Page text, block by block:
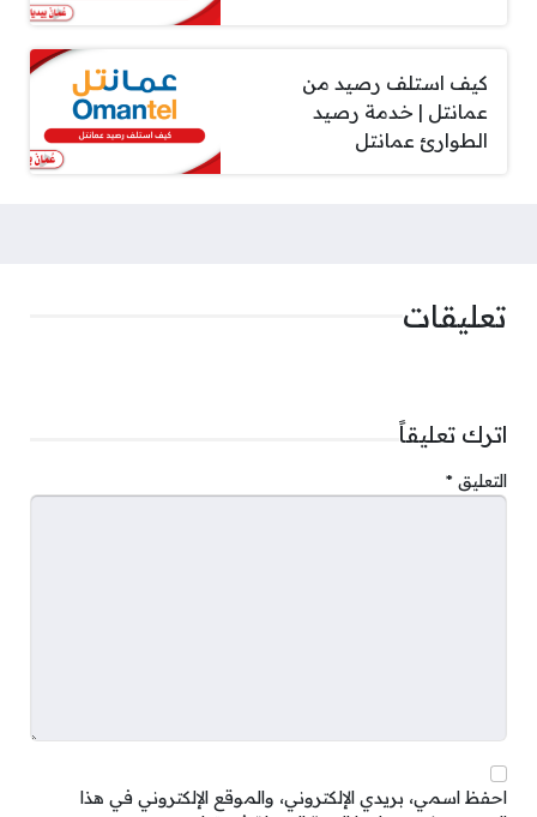
كيف استلف رصيد من
عمانتل | خدمة رصيد
الطوارئ عمانتل
تعليقات
اترك تعليقاً
التعليق *
احفظ اسمي، بريدي الإلكتروني، والموقع الإلكتروني في هذا